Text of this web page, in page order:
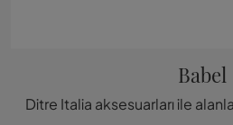
Babel